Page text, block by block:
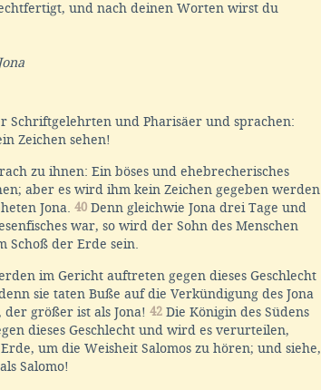
und nach deinen Worten wirst du
Schriftgelehrten und Pharisäer und sprachen:
Zeichen sehen!
zu ihnen: Ein böses und ehebrecherisches
aber es wird ihm kein Zeichen gegeben werden
Jona. 40 Denn gleichwie Jona drei Tage und
war, so wird der Sohn des Menschen
Schoß der Erde sein.
im Gericht auftreten gegen dieses Geschlecht
sie taten Buße auf die Verkündigung des Jona
größer ist als Jona! 42 Die Königin des Südens
dieses Geschlecht und wird es verurteilen,
um die Weisheit Salomos zu hören; und siehe,
Salomo!